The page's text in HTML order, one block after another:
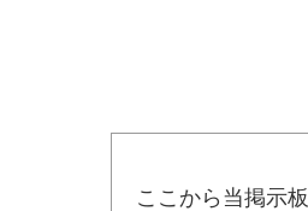
ここから当掲示板